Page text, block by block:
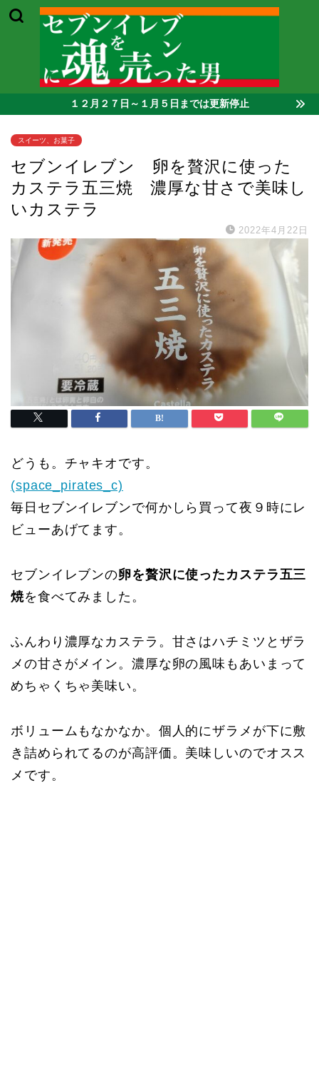
１２月２７日～１月５日までは更新停止
スイーツ、お菓子
セブンイレブン 卵を贅沢に使った
カステラ五三焼 濃厚な甘さで美味し
いカステラ
2022年4月22日
どうも。チャキオです。
(space_pirates_c)
毎日セブンイレブンで何かしら買って夜９時にレ
ビューあげてます。
セブンイレブンの卵を贅沢に使ったカステラ五三
焼を食べてみました。
ふんわり濃厚なカステラ。甘さはハチミツとザラ
メの甘さがメイン。濃厚な卵の風味もあいまって
めちゃくちゃ美味い。
ボリュームもなかなか。個人的にザラメが下に敷
き詰められてるのが高評価。美味しいのでオスス
メです。